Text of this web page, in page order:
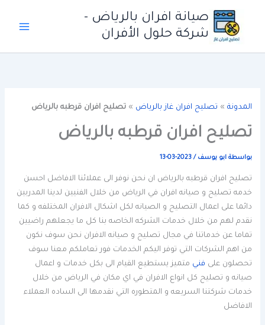
المحتوى
صيانة افران بالرياض -
شركة حلول الأفران
المدونة » تصليح افران غاز بالرياض »تصليح افران قرطبه بالرياض
تصليح افران قرطبه بالرياض
بواسطة ابو يوسف/
2023-03-13
تصليح افران قرطبه بالرياض ان نحن نوفر الى عملائنا الافاضل احسن
خدمه تصليح و صيانه افران في الرياض من خلال الفنيين لدينا المدربين
دائما على اعمال التصليح و الصيانه لكل اشكال الافران المختلفه و كما
نقدم لهم من خلال خدمات الشركه الخاصه بنا كل ما يجعلهم راضيين
تماما عن خدماتنا في مجال تصليح و صيانه الافران نحن سوف نكون
من اهم الشركات التي توفر اليكم الخدمات فور تعاملكم معنا سوف
تحصلون على فني متميز يستطيع القيام الى بكل خدمات و اعمال
صيانه و تصليح كل انواع الافران في اي مكان في الرياض من خلال
خدمات شركتنا السريعه و المتطوره التي نقدمها الى الساده العملاء
الافاضل